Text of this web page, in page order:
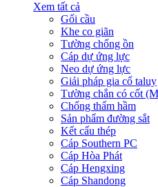
Xem tất cả
Gối cầu
Khe co giãn
Tường chống ồn
Cáp dự ứng lực
Neo dự ứng lực
Giải pháp gia cố taluy
Tường chắn có cốt
Chống thấm hầm
Sản phẩm đường sắt
Kết cấu thép
Cáp Southern PC
Cáp Hòa Phát
Cáp Hengxing
Cáp Shandong